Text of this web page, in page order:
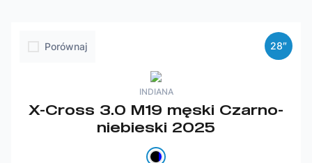
Porównaj
INDIANA
X-Cross 3.0 M19 męski Czarno-
niebieski 2025
28″